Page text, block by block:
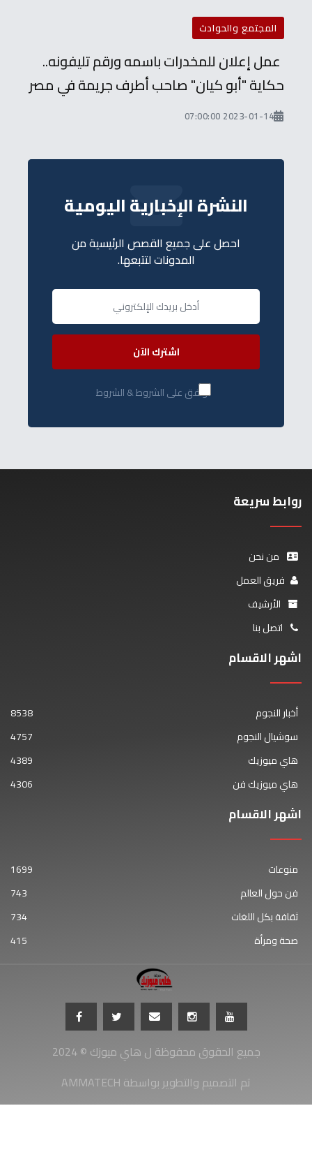
المجتمع والحوادث
عمل إعلان للمخدرات باسمه ورقم تليفونه..
حكاية "أبو كيان" صاحب أطرف جريمة في مصر
2023-01-14 07:00:00
النشرة الإخبارية اليومية
احصل على جميع القصص الرئيسية من
المدونات لتتبعها.
اشترك الآن
أوافق على الشروط & الشروط
روابط سريعة
من نحن
فريق العمل
الأرشيف
اتصل بنا
اشهر الاقسام
أخبار النجوم
8538
سوشيال النجوم
4757
هاي ميوزيك
4389
هاي ميوزيك فن
4306
اشهر الاقسام
منوعات
1699
فن حول العالم
743
ثقافة بكل اللغات
734
صحة ومرأة
415
جميع الحقوق محفوظة ل هاي ميوزك © 2024
AMMATECH تم التصميم والتطوير بواسطة